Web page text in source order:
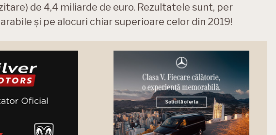
de 4,4 miliarde de euro. Rezultatele sunt, per
și pe alocuri chiar superioare celor din 2019!